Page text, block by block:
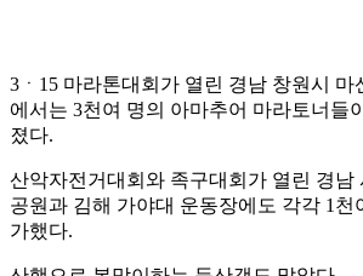
3ㆍ15 마라톤대회가 열린 경남 창원시 마
에서는 3천여 명의 아마추어 마라토너들
졌다.
산악자전거대회와 족구대회가 열린 경남
공원과 김해 가야대 운동장에도 각각 1천
가했다.